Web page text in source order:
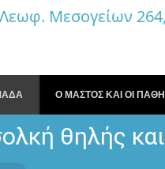
Λεωφ. Μεσογείων
Ο ΜΑΣΤΟΣ ΚΑΙ ΟΙ
θηλής